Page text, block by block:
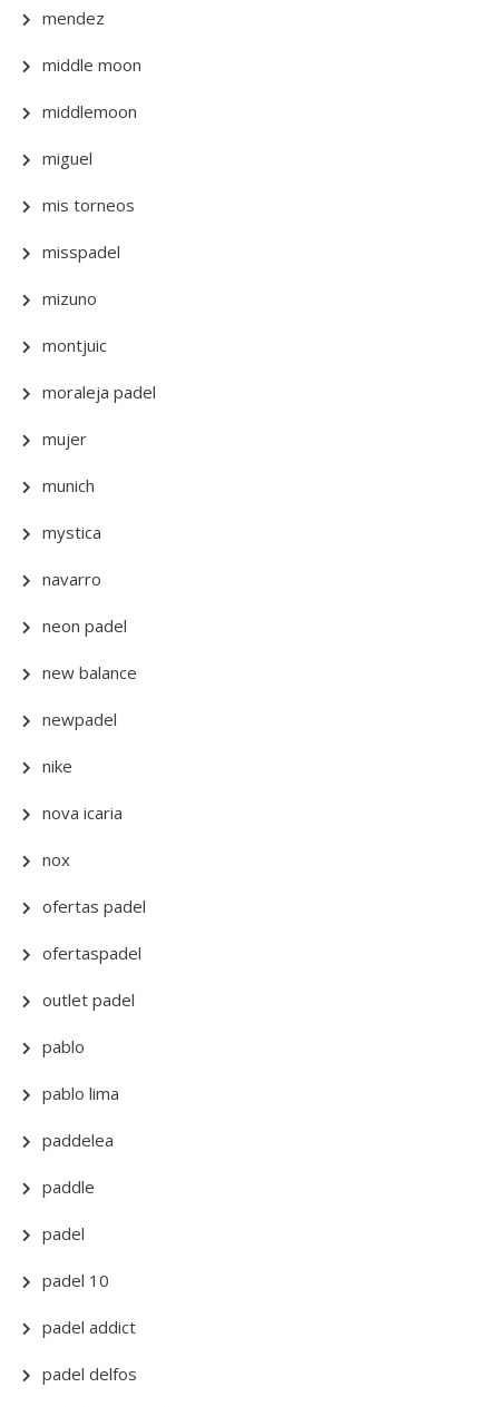
mendez
middle moon
middlemoon
miguel
mis torneos
misspadel
mizuno
montjuic
moraleja padel
mujer
munich
mystica
navarro
neon padel
new balance
newpadel
nike
nova icaria
nox
ofertas padel
ofertaspadel
outlet padel
pablo
pablo lima
paddelea
paddle
padel
padel 10
padel addict
padel delfos